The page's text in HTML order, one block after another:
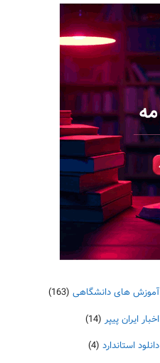
آموزش های دانشگاهی (163)
اخبار ایران پیپر (14)
دانلود استاندارد (4)